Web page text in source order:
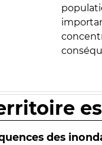
des